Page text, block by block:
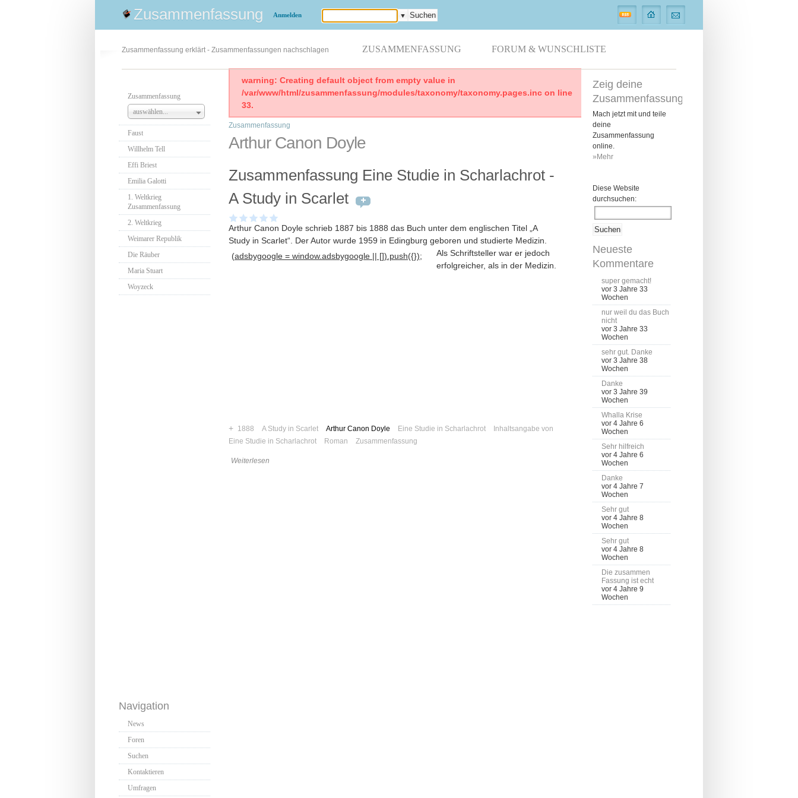
Zusammenfassung Anmelden ▼
Zusammenfassung erklärt - Zusammenfassungen nachschlagen ZUSAMMENFASSUNG FORUM & WUNSCHLISTE
Zusammenfassung
auswählen...
Faust
Willhelm Tell
Effi Briest
Emilia Galotti
1. Weltkrieg
Zusammenfassung
2. Weltkrieg
Weimarer Republik
Die Räuber
Maria Stuart
Woyzeck
Navigation
News
Foren
Suchen
Kontaktieren
Umfragen
warning: Creating default object from empty value in
/var/www/html/zusammenfassung/modules/taxonomy/taxonomy.pages.inc on line
33.
Zusammenfassung
Arthur Canon Doyle
Zusammenfassung Eine Studie in Scharlachrot -
A Study in Scarlet
Arthur Canon Doyle schrieb 1887 bis 1888 das Buch unter dem englischen Titel „A
Study in Scarlet“. Der Autor wurde 1959 in Edingburg geboren und studierte Medizin
(adsbygoogle = window.adsbygoogle || []).push({});
Als Schriftsteller war er jedoch
erfolgreicher, als in der Medizin.
+ 1888 A Study in Scarlet Arthur Canon Doyle Eine Studie in Scharlachrot
Inhaltsangabe von
Eine Studie in Scharlachrot
Roman Zusammenfassung
Weiterlesen
Zeig deine
Zusammenfassung
Mach jetzt mit und teile
deine
Zusammenfassung
online.
»Mehr
Diese Website
durchsuchen:
Neueste
Kommentare
super gemacht!
vor 3 Jahre 33
Wochen
nur weil du das Buch
nicht
vor 3 Jahre 33
Wochen
sehr gut. Danke
vor 3 Jahre 38
Wochen
Danke
vor 3 Jahre 39
Wochen
Whalla Krise
vor 4 Jahre 6
Wochen
Sehr hilfreich
vor 4 Jahre 6
Wochen
Danke
vor 4 Jahre 7
Wochen
Sehr gut
vor 4 Jahre 8
Wochen
Sehr gut
vor 4 Jahre 8
Wochen
Die zusammen
Fassung ist echt
vor 4 Jahre 9
Wochen